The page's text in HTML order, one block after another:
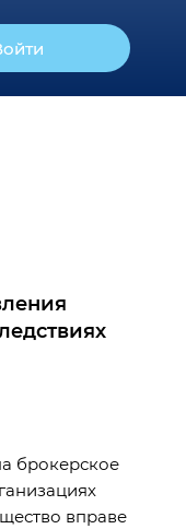
брокерское
вправе